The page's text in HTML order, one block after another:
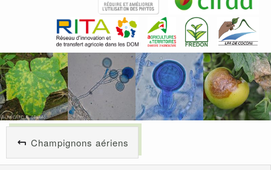
Champignons aériens